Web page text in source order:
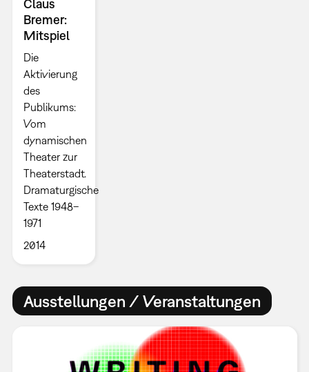
Claus
Bremer:
Mitspiel
Die
Aktivierung
des
Publikums:
Vom
dynamischen
Theater zur
Theaterstadt.
Dramaturgische
Texte 1948–
1971
2014
Ausstellungen / Veranstaltungen